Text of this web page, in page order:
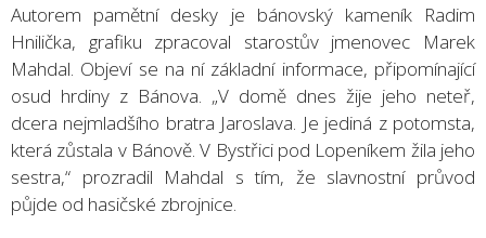
Autorem pamětní desky je bánovský kameník Radim
Hnilička, grafiku zpracoval starostův jmenovec Marek
Mahdal. Objeví se na ní základní informace, připomínající
osud hrdiny z Bánova. „V domě dnes žije jeho neteř,
dcera nejmladšího bratra Jaroslava. Je jediná z potomsta,
která zůstala v Bánově. V Bystřici pod Lopeníkem žila jeho
sestra,“ prozradil Mahdal s tím, že slavnostní průvod
půjde od hasičské zbrojnice.